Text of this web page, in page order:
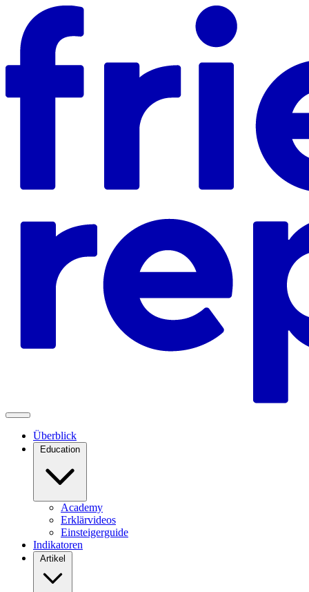
Überblick
Education
Academy
Erklärvideos
Einsteigerguide
Indikatoren
Artikel